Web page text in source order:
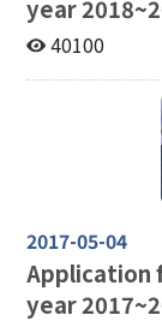
year
40100
2017-05-04
Application
year